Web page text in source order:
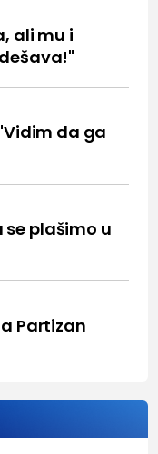
ali mu i
da ga
se plašimo u
Partizan